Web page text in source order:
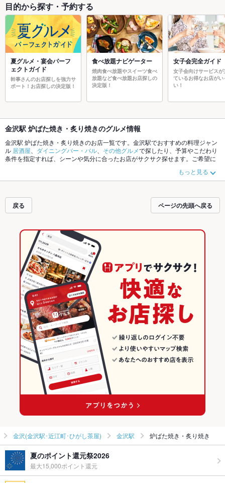
目的から探す・予約する
夏グルメ・宴会パーフ
ェクトガイド
幹事さんのお店探しを強力サ
ポート！お店探しの決定版！
食べ放題ナビゲーター
焼肉食べ放題やスイーツ食べ
放題など食べ放題お店探しの
決定版！
女子会完全ガイド
女子会向けサービスが
ているお得なお店がい
い！
金沢駅 炉ばた焼き・炙り焼きのグルメ情報
金沢駅 炉ばた焼き・炙り焼きのお店一覧です。金沢駅でおすすめの料理ジャン
ル 居酒屋 ダイニングバー・バル その他グルメで探したり、予算やこだわり
条件を指定すれば、シーンや気分に合ったお店がサクサク探せます。ご希望に
ックしてみてください。ホットペッパーグルメなら、お得なクーポンはもちろ
ん、こだわりメニューからあげ、お茶漬け、手羽先や季節のおすすめ料理な
ト予約が使えるお店も拡大中です。友達どうしの飲み会にも、会社の宴会に
も、デートやパーティーにもお得に便利にホットペッパーグルメをご利用くだ
さい。
もっと見る
戻る ページの先頭へ戻る
金沢(金沢駅･近江町･ひがし茶屋) 金沢駅 炉ばた焼き・炙り焼き
夏のポイント還元祭2026
最大15,000ポイント還元